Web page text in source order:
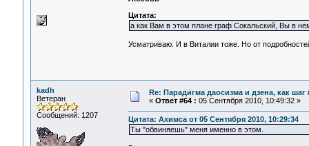
Цитата:
а как Вам в этом плане граф Сокальский, Вы в
Усматриваю. И в Виталии тоже. Но от
kadh
Ветеран
Сообщений: 1207
Re: Парадигма даосизма и дзена, как
« Ответ #64 : 05 Сентября 2010, 10:49:32 »
Цитата: Ахимса от 05 Сентября 2010, 10:29:34
Ты "обвиняешь" меня именно в этом.